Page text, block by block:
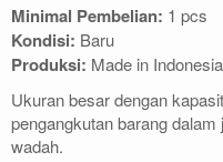
Minimal Pembelian: 1 pcs
Kondisi: Baru
Produksi: Made in Indonesia
Ukuran besar dengan
pengangkutan barang
wadah.